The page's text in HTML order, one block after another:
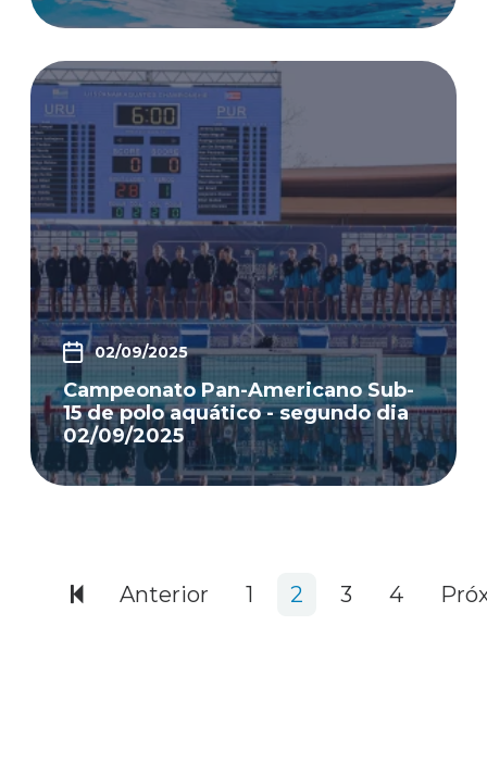
02/09/2025
Campeonato Pan-Americano Sub-
15 de polo aquático - segundo dia
02/09/2025
Anterior 1 2 3 4